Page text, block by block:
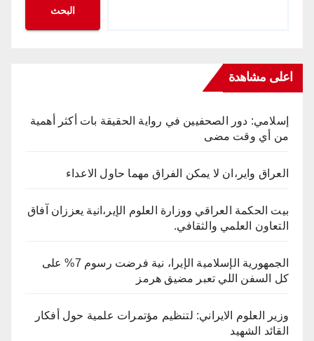
البحث
اعلى مشاهدة
إسلامي: دور الصحفيين في رواية الحقيقة بات أكثر أهمية
من أي وقت مضى
العراق واير،ان لا يمكن الفراق مهما حاول الاعداء
بيت الحكمة العراقي ووزارة العلوم الإير،انية يعززان آفاق
التعاون العلمي والثقافي.
الجمهورية الإسلامية الإيرا، نية فرضت رسوم 7% على
كل السفن اللي تعبر مضيق هرمز
وزير العلوم الايراني: لتنظيم مؤتمرات علمية حول أفكار
القائد الشهيد